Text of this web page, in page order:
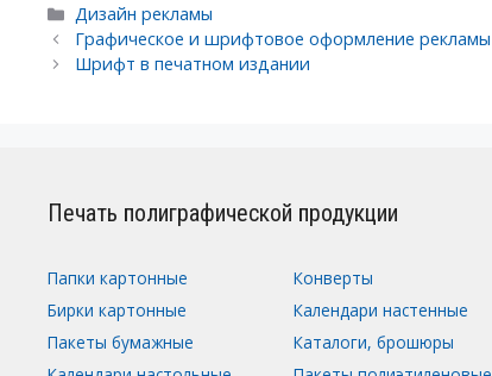
Рубрики
Дизайн рекламы
Навигация
записи
Графическое и шрифтовое оформление рекламы
Шрифт в печатном издании
Печать полиграфической продукции
Папки картонные
Бирки картонные
Пакеты бумажные
Конверты
Календари настенные
Каталоги, брошюры